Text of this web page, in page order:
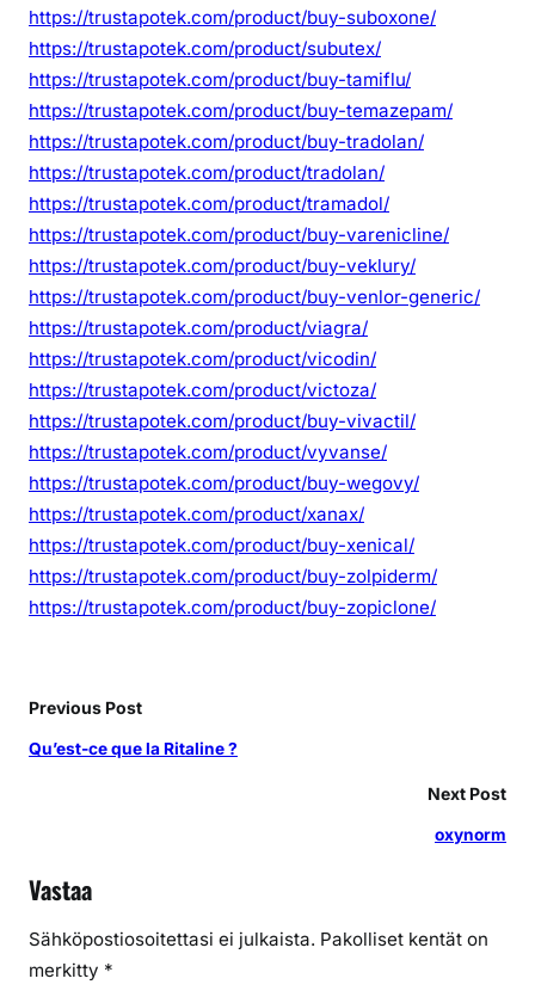
https://trustapotek.com/product/buy-suboxone/
https://trustapotek.com/product/subutex/
https://trustapotek.com/product/buy-tamiflu/
https://trustapotek.com/product/buy-temazepam/
https://trustapotek.com/product/buy-tradolan/
https://trustapotek.com/product/tradolan/
https://trustapotek.com/product/tramadol/
https://trustapotek.com/product/buy-varenicline/
https://trustapotek.com/product/buy-veklury/
https://trustapotek.com/product/buy-venlor-generic/
https://trustapotek.com/product/viagra/
https://trustapotek.com/product/vicodin/
https://trustapotek.com/product/victoza/
https://trustapotek.com/product/buy-vivactil/
https://trustapotek.com/product/vyvanse/
https://trustapotek.com/product/buy-wegovy/
https://trustapotek.com/product/xanax/
https://trustapotek.com/product/buy-xenical/
https://trustapotek.com/product/buy-zolpiderm/
https://trustapotek.com/product/buy-zopiclone/
Previous Post
Qu’est-ce que la Ritaline ?
Next Post
oxynorm
Vastaa
Sähköpostiosoitettasi ei julkaista. Pakolliset kentät on
merkitty *